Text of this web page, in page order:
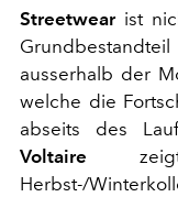
Streetwearist
ausserhalb der
welche die
abseits des
Voltaire
Herbst-/